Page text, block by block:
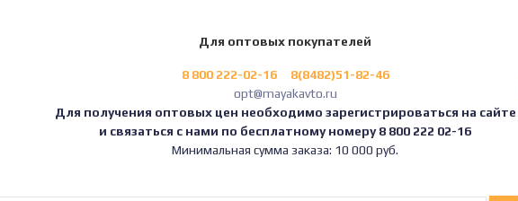
Для оптовых покупателей
8 800 222-02-16
8(8482)51-82-46
opt@mayakavto.ru
Для получения оптовых цен необходимо зарегистрироваться на сайте
и связаться с нами по бесплатному номеру 8 800 222 02-16
Минимальная сумма заказа: 10 000 руб.